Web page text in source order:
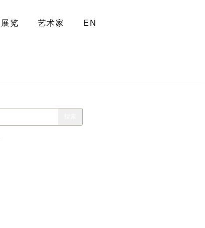
展览 艺术家 EN